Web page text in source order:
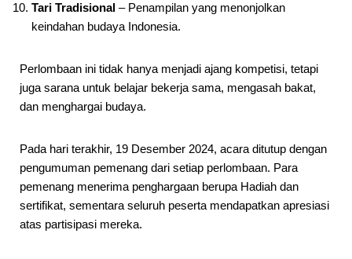
Tari Tradisional – Penampilan yang menonjolkan
keindahan budaya Indonesia.
Perlombaan ini tidak hanya menjadi ajang kompetisi, tetapi
juga sarana untuk belajar bekerja sama, mengasah bakat,
dan menghargai budaya.
Pada hari terakhir, 19 Desember 2024, acara ditutup dengan
pengumuman pemenang dari setiap perlombaan. Para
pemenang menerima penghargaan berupa Hadiah dan
sertifikat, sementara seluruh peserta mendapatkan apresiasi
atas partisipasi mereka.